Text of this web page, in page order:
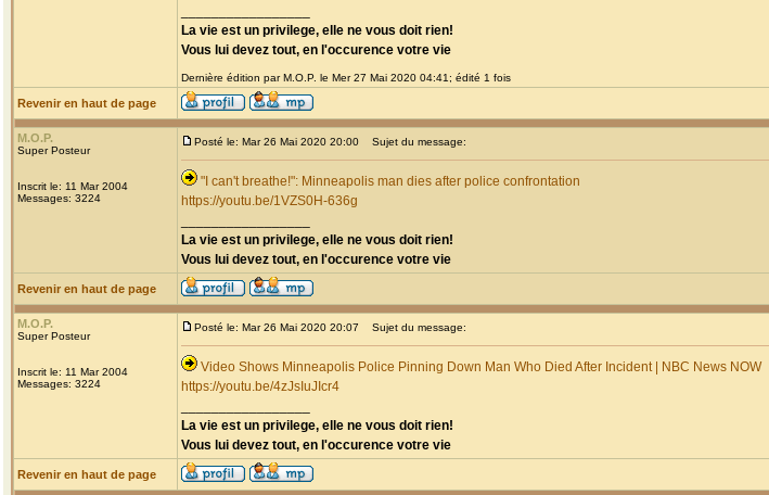
La vie est un privilege, elle ne vous doit rien!
Vous lui devez tout, en l'occurence votre vie
Dernière édition par M.O.P. le Mer 27 Mai 2020 04:41; édité 1 fois
Revenir en haut de page
M.O.P.
Super Posteur
Inscrit le: 11 Mar 2004
Messages: 3224
Posté le: Mar 26 Mai 2020 20:00 Sujet du message:
"I can't breathe!": Minneapolis man dies after police confrontation
https://youtu.be/1VZS0H-636g
La vie est un privilege, elle ne vous doit rien!
Vous lui devez tout, en l'occurence votre vie
Revenir en haut de page
M.O.P.
Super Posteur
Inscrit le: 11 Mar 2004
Messages: 3224
Posté le: Mar 26 Mai 2020 20:07 Sujet du message:
Video Shows Minneapolis Police Pinning Down Man Who Died After Incident | NBC News NOW
https://youtu.be/4zJsIuJIcr4
La vie est un privilege, elle ne vous doit rien!
Vous lui devez tout, en l'occurence votre vie
Revenir en haut de page